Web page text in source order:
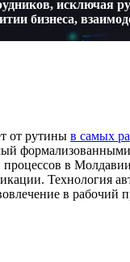
исключая
бизнеса,
от рутины в самых
в
Технология
в